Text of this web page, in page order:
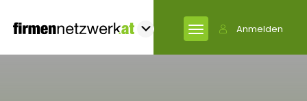
Anmelden